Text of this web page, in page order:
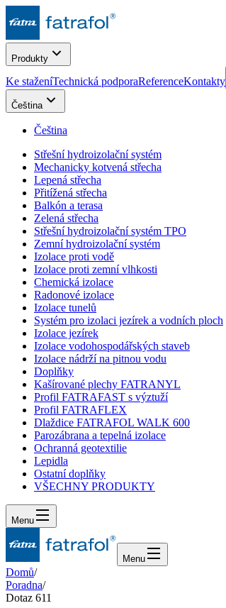
Produkty
Ke staženíTechnická podporaReferenceKontakty
Čeština
Čeština
Střešní hydroizolační systém
Mechanicky kotvená střecha
Lepená střecha
Přitížená střecha
Balkón a terasa
Zelená střecha
Střešní hydroizolační systém TPO
Zemní hydroizolační systém
Izolace proti vodě
Izolace proti zemní vlhkosti
Chemická izolace
Radonové izolace
Izolace tunelů
Systém pro izolaci jezírek a vodních ploch
Izolace jezírek
Izolace vodohospodářských staveb
Izolace nádrží na pitnou vodu
Doplňky
Kašírované plechy FATRANYL
Profil FATRAFAST s výztuží
Profil FATRAFLEX
Dlaždice FATRAFOL WALK 600
Parozábrana a tepelná izolace
Ochranná geotextilie
Lepidla
Ostatní doplňky
VŠECHNY PRODUKTY
Menu
Menu
Domů/
Poradna/
Dotaz 611